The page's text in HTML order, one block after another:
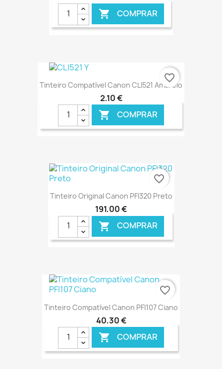
 COMPRAR
€ ONLINE
Tinteiro Compatível Canon CLI521 Amarelo
2,10 €
 COMPRAR
€ ONLINE
favorite_border
Tinteiro Original Canon PFI320 Preto
191,00 €
 COMPRAR
favorite_border
Tinteiro Compatível Canon PFI107 Ciano
40,30 €
 COMPRAR
favorite_border